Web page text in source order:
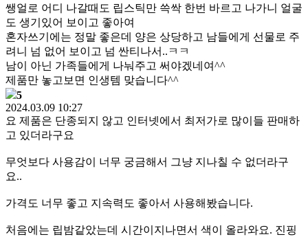
쌩얼로 어디 나갈때도 립스틱만 쓱싹 한번 바르고 나가니 얼굴
도 생기있어 보이고 좋아여
혼자쓰기에는 정말 좋은데 양은 상당하고 남들에게 선물로 주
려니 넘 없어 보이고 넘 싼티나서..ㅋㅋ
남이 아닌 가족들에게 나눠주고 써야겠네여^^
제품만 놓고보면 인생템 맞습니다^^
5
2024.03.09 10:27
요 제품은 단종되지 않고 인터넷에서 최저가로 많이들 판매하
고 있더라구요
무엇보다 사용감이 너무 궁금해서 그냥 지나칠 수 없더라구
요..
가격도 너무 좋고 지속력도 좋아서 사용해봤습니다.
처음에는 립밤같았는데 시간이지나면서 색이 올라와요. 진핑